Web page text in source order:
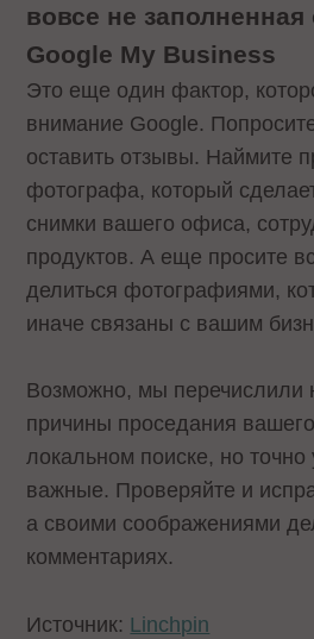
вовсе не заполненная
Google My Business
Это еще один фактор,
внимание Google.
оставить отзывы. Наймите
фотографа, который
снимки вашего офиса,
продуктов. А еще просите
делиться фотографиями,
иначе связаны с вашим
Возможно, мы перечислили
причины проседания
локальном поиске, но
важные. Проверяйте и
а своими соображениями
комментариях.
Источник: Linchpin